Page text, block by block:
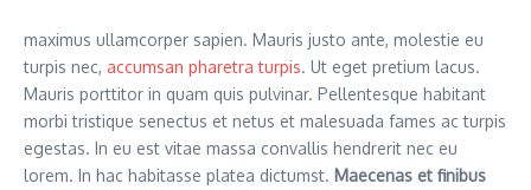
maximus ullamcorper sapien. Mauris justo ante, molestie eu
turpis nec, accumsan pharetra turpis. Ut eget pretium lacus.
Mauris porttitor in quam quis pulvinar. Pellentesque habitant
morbi tristique senectus et netus et malesuada fames ac turpis
egestas. In eu est vitae massa convallis hendrerit nec eu
lorem. In hac habitasse platea dictumst. Maecenas et finibus